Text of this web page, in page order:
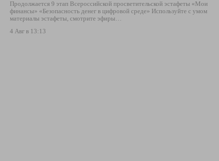
Продолжается 9 этап Всероссийской просветительской эстафеты «Мои
финансы» «Безопасность денег в цифровой среде» Используйте с умом
материалы эстафеты, смотрите эфиры…
4 Авг в 13:13